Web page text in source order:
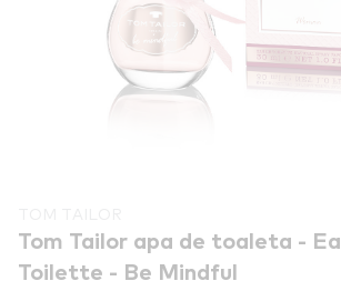
Tom Tailor apa de toaleta -
Toilette - Be Mindful